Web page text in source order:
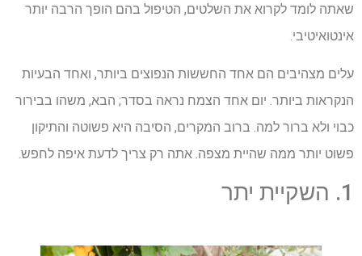
שאתה לומד לקרוא את השלטים, הטיפול בהם הופך הרבה יותר
אינטואיטיבי.
עלים מצהיבים הם אחד החששות הנפוצים ביותר, ואחד הבעיות
הנקראות ביותר. יום אחד הצמח נראה בסדר; הבא, משהו בבירור
כבוי ולא ברור למה. ברוב המקרים, הסיבה היא פשוטה והתיקון
פשוט יותר ממה שהיית מצפה. אתה רק צריך לדעת איפה לחפש.
1. השקיית יתר